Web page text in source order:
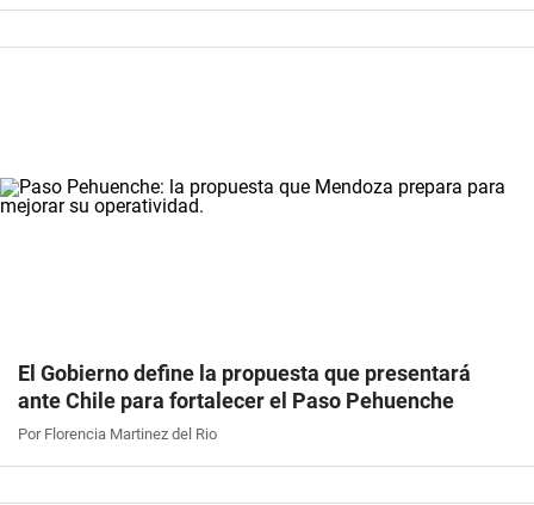
El Gobierno define la propuesta que presentará
ante Chile para fortalecer el Paso Pehuenche
Por Florencia Martinez del Rio